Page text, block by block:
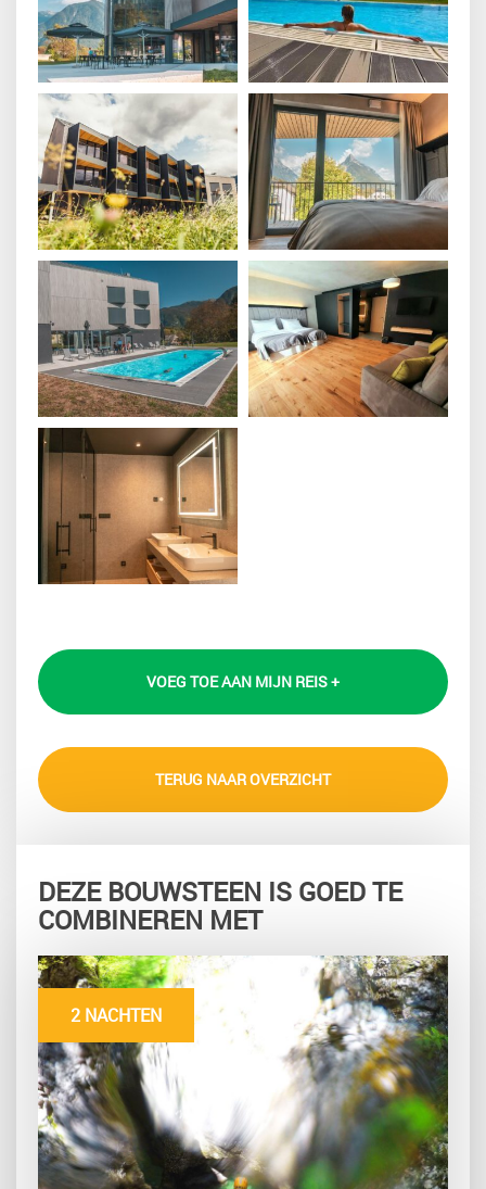
VOEG TOE AAN MIJN REIS +
TERUG NAAR OVERZICHT
DEZE BOUWSTEEN IS GOED TE
COMBINEREN MET
2 NACHTEN